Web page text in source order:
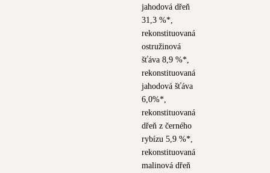
jahodová dřeň
31,3 %*,
rekonstituovaná
ostružinová
šťáva 8,9 %*,
rekonstituovaná
jahodová šťáva
6,0%*,
rekonstituovaná
dřeň z černého
rybízu 5,9 %*,
rekonstituovaná
malinová dřeň